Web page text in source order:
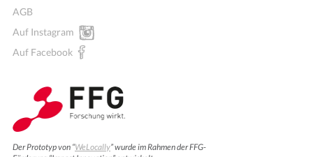
AGB
Auf Instagram
Auf Facebook
Der Prototyp von “WeLocally” wurde im Rahmen der FFG-